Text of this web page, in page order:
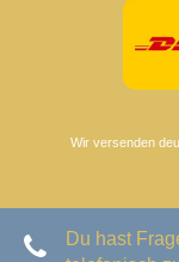
Wir versenden
Du hast